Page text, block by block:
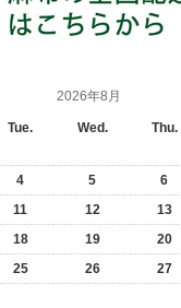
2026年8月
Tue. Wed. Thu.
4 5 6
11 12 13
18 19 20
25 26 27